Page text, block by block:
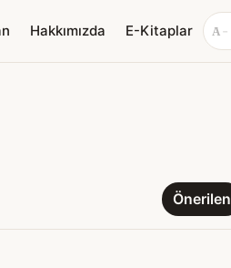
Hakkımızda E-Kitaplar A −
Önerilen